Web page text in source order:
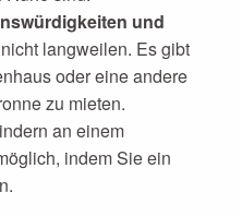
und
langweilen. Es gibt
oder eine andere
zu mieten.
an einem
indem Sie ein